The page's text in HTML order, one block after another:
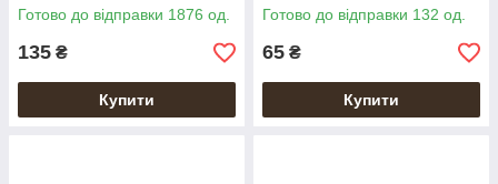
Готово до відправки 1876 од.
135 ₴
Купити
Готово до відправки 132 од.
65 ₴
Купити